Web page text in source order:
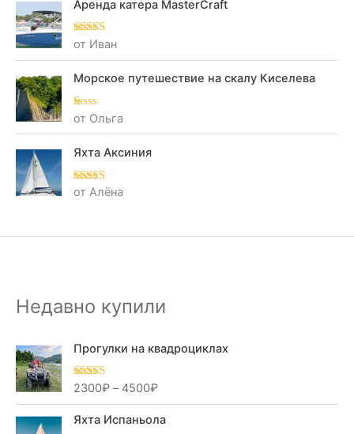
Аренда катера MasterCraft
Оценка5
от Иван
Морское путешествие на скалу Киселева
О
а
из
от Ольга
Яхта Аксиния
Оценка5из
от Алёна
Недавно купили
Прогулки на квадроциклах
Оценка
2300₽– 4500₽
Яхта Испаньола